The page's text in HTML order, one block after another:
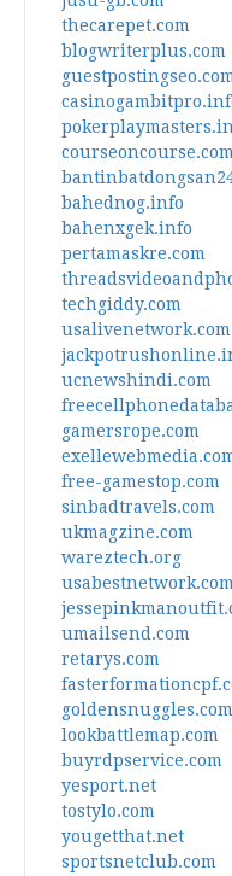
thecarepet.com
blogwriterplus.com
courseoncourse.com
bahednog.info
bahenxgek.info
pertamaskre.com
techgiddy.com
usalivenetwork.com
ucnewshindi.com
gamersrope.com
free-gamestop.com
sinbadtravels.com
ukmagzine.com
wareztech.org
usabestnetwork.com
umailsend.com
retarys.com
goldensnuggles.com
lookbattlemap.com
buyrdpservice.com
yesport.net
tostylo.com
yougetthat.net
sportsnetclub.com